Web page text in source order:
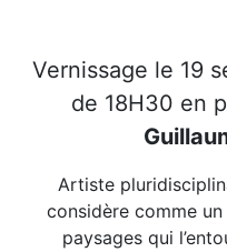
Vernissage le 19
de 18H30 en
Artiste
considère comme
paysages qui